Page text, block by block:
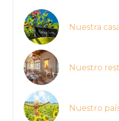
Nuestra
Nuestro
Nuestro